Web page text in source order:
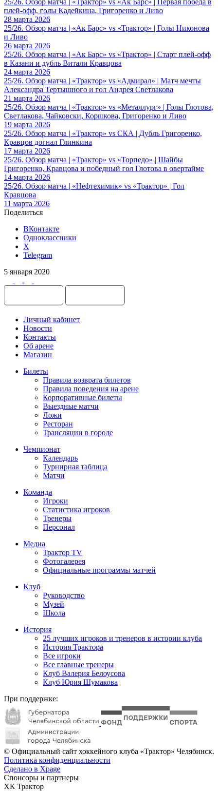
плей-офф, голы Кадейкина, Григоренко и Ливо
28 марта 2026
25/26. Обзор матча | «Ак Барс» vs «Трактор» | Голы Никонова
и Ливо
26 марта 2026
25/26. Обзор матча | «Ак Барс» vs «Трактор» | Старт плей-офф
в Казани и дубль Витали Кравцова
24 марта 2026
25/26. Обзор матча | «Трактор» vs «Адмирал» | Матч мечты
Александра Тертышного и гол Андрея Светлакова
21 марта 2026
25/26. Обзор матча | «Трактор» vs «Металлург» | Голы Глотова,
Светлакова, Чайковски, Коршкова, Григоренко и Ливо
19 марта 2026
25/26. Обзор матча | «Трактор» vs СКА | Дубль Григоренко,
Кравцов догнал Глинкина
17 марта 2026
25/26. Обзор матча | «Трактор» vs «Торпедо» | Шайбы
Григоренко, Кравцова и победный гол Глотова в овертайме
14 марта 2026
25/26. Обзор матча | «Нефтехимик» vs «Трактор» | Гол
Кравцова
11 марта 2026
Поделиться
ВКонтакте
Одноклассники
X
Telegram
5 января 2020
Личный кабинет
Новости
Контакты
Об арене
Магазин
Билеты
Правила возврата билетов
Правила поведения на арене
Корпоративные билеты
Выездные матчи
Ложи
Ресторан
Трансляции в городе
Чемпионат
Календарь
Турнирная таблица
Матчи
Команда
Игроки
Статистика игроков
Тренеры
Персонал
Медиа
Трактор TV
Фотогалерея
Официальные программы матчей
Клуб
Руководство
Музей
Школа
История
25 лучших игроков и тренеров в истории клуба
История Трактора
Все игроки
Все главные тренеры
Клуб Валерия Белоусова
Клуб Юрия Шумакова
При поддержке:
© Официальный сайт хоккейного клуба «Трактор» Челябинск.
Политика конфиденциальности
Сделано в Xpage
Спонсоры и партнеры
ХК Трактор